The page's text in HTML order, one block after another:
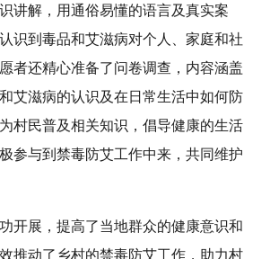
讲解，用通俗易懂的语言及真实案
识到毒品和艾滋病对个人、家庭和社
者还精心准备了问卷调查，内容涵盖
艾滋病的认识及在日常生活中如何防
村民普及相关知识，倡导健康的生活
参与到禁毒防艾工作中来，共同维护
开展，提高了当地群众的健康意识和
推动了乡村的禁毒防艾工作，助力村